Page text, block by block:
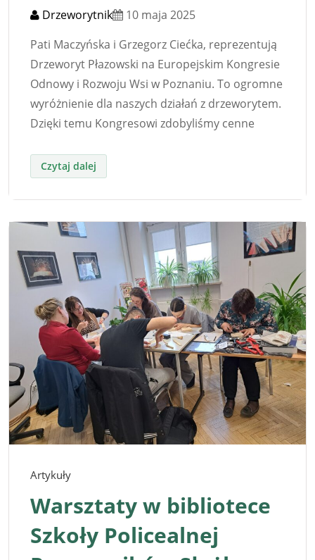
Drzeworytnik
10 maja 2025
Pati Maczyńska i Grzegorz Ciećka, reprezentują
Drzeworyt Płazowski na Europejskim Kongresie
Odnowy i Rozwoju Wsi w Poznaniu. To ogromne
wyróżnienie dla naszych działań z drzeworytem.
Dzięki temu Kongresowi zdobyliśmy cenne
Artykuły
Warsztaty w bibliotece
Szkoły Policealnej